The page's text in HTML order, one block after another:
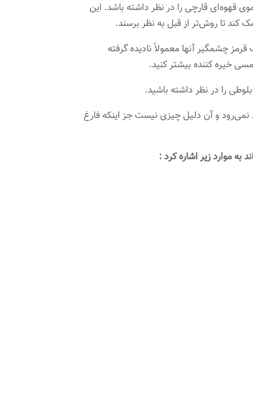
قهوه‌ای قارچی را در نظر داشته باشد. این
کند تا روش‌تر از قبل به نظر برسند.
چشمگیر آنها معمولاً نادیده گرفته
خیره کننده بیشتر کنید.
را در نظر داشته باشید.
و آن دلیل چیزی نیست جز اینکه فارغ
موارد زیر اشاره کرد :